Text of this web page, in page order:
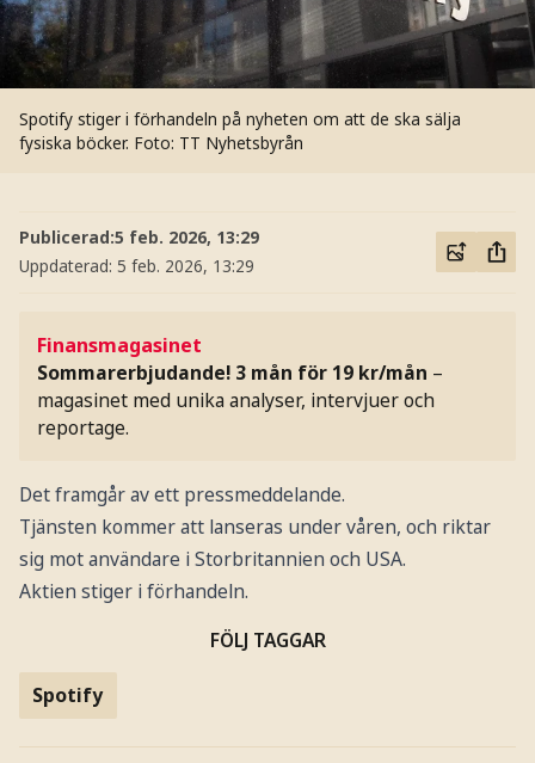
Spotify stiger i förhandeln på nyheten om att de ska sälja
fysiska böcker. Foto: TT Nyhetsbyrån
Publicerad:5 feb. 2026, 13:29
Uppdaterad: 5 feb. 2026, 13:29
Finansmagasinet
Sommarerbjudande! 3 mån för 19 kr/mån –
magasinet med unika analyser, intervjuer och
reportage.
Det framgår av ett pressmeddelande.
Tjänsten kommer att lanseras under våren, och riktar
sig mot användare i Storbritannien och USA.
Aktien stiger i förhandeln.
FÖLJ TAGGAR
Spotify